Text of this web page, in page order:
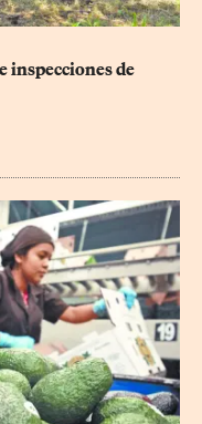
inspecciones de